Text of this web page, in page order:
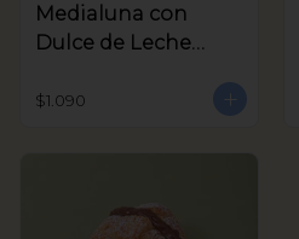
Medialuna con
Dulce de Leche
$1.090